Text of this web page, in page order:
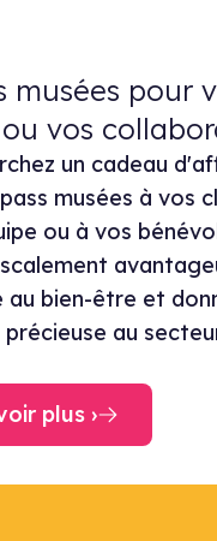
musées pour
musées pour
vos
un cadeau
musées à vos
ou à vos
au bien-être et
précieuse au
plus ›